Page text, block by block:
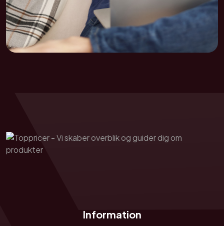
Information